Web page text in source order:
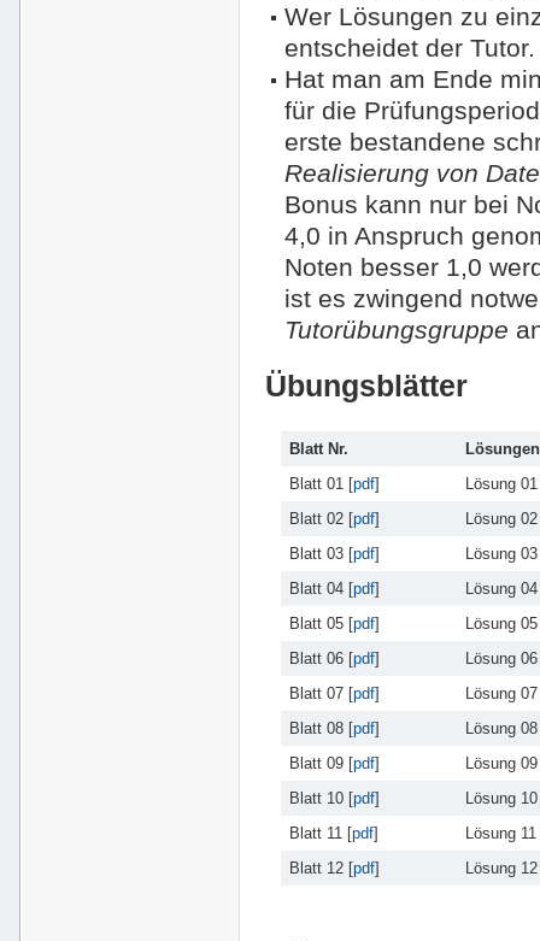
Wer Lösungen zu
entscheidet der Tutor.
Hat man am Ende
für die
erste bestandene
Realisierung von
Bonus kann nur bei
4,0 in Anspruch
Noten besser 1,0
ist es zwingend
Tutorübungsgruppe
Übungsblätter
Blatt Nr.
Lösungen
Blatt 01 [pdf]
Lösung
Blatt 02 [pdf]
Lösung
Blatt 03 [pdf]
Lösung
Blatt 04 [pdf]
Lösung
Blatt 05 [pdf]
Lösung
Blatt 06 [pdf]
Lösung
Blatt 07 [pdf]
Lösung
Blatt 08 [pdf]
Lösung
Blatt 09 [pdf]
Lösung
Blatt 10 [pdf]
Lösung
Blatt 11 [pdf]
Lösung 11
Blatt 12 [pdf] Lösung